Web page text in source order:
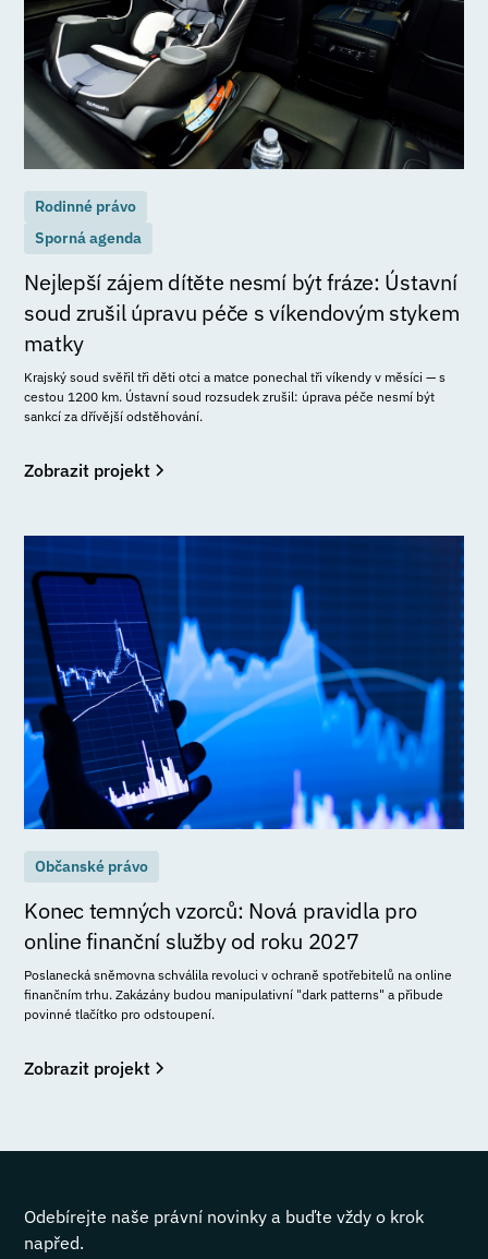
Rodinné právo
Sporná agenda
Nejlepší zájem dítěte nesmí být fráze: Ústavní
soud zrušil úpravu péče s víkendovým stykem
matky
Krajský soud svěřil tři děti otci a matce ponechal tři víkendy v měsíci — s
cestou 1200 km. Ústavní soud rozsudek zrušil: úprava péče nesmí být
sankcí za dřívější odstěhování.
Zobrazit projekt
Občanské právo
Konec temných vzorců: Nová pravidla pro
online finanční služby od roku 2027
Poslanecká sněmovna schválila revoluci v ochraně spotřebitelů na online
finančním trhu. Zakázány budou manipulativní "dark patterns" a přibude
povinné tlačítko pro odstoupení.
Zobrazit projekt
Odebírejte naše právní novinky a buďte vždy o krok
napřed.